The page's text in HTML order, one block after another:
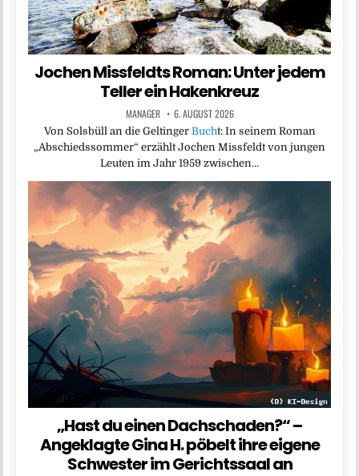
Jochen Missfeldts Roman: Unter jedem
Teller ein Hakenkreuz
MANAGER 6. AUGUST 2026
Von Solsbüll an die Geltinger Bucht: In seinem Roman
„Abschiedssommer“ erzählt Jochen Missfeldt von jungen
Leuten im Jahr 1959 zwischen…
„Hast du einen Dachschaden?“ –
Angeklagte Gina H. pöbelt ihre eigene
Schwester im Gerichtssaal an